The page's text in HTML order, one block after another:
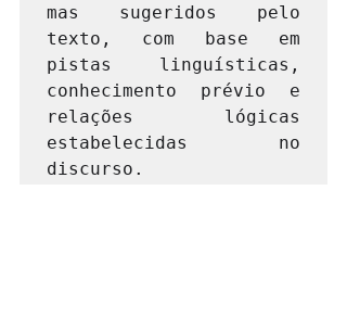
mas sugeridos pelo
texto, com base em
pistas linguísticas,
conhecimento prévio e
relações lógicas
estabelecidas no
discurso.